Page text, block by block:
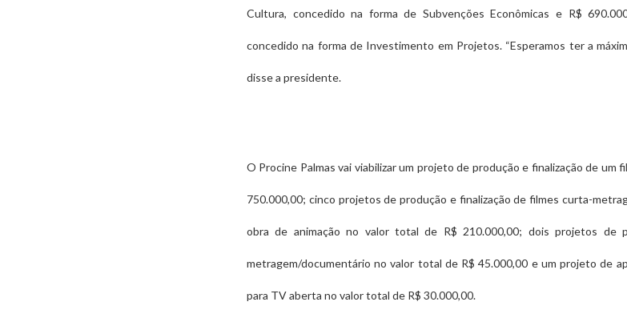
Cultura, concedido na forma de Subvenções Econômicas e R$
concedido na forma de Investimento em Projetos. “Esperamos ter a
disse a presidente.
O Procine Palmas vai viabilizar um projeto de produção e finalização de um
750.000,00; cinco projetos de produção e finalização de filmes curta-
obra de animação no valor total de R$ 210.000,00; dois projetos de
metragem/documentário no valor total de R$ 45.000,00 e um projeto de
para TV aberta no valor total de R$ 30.000,00.